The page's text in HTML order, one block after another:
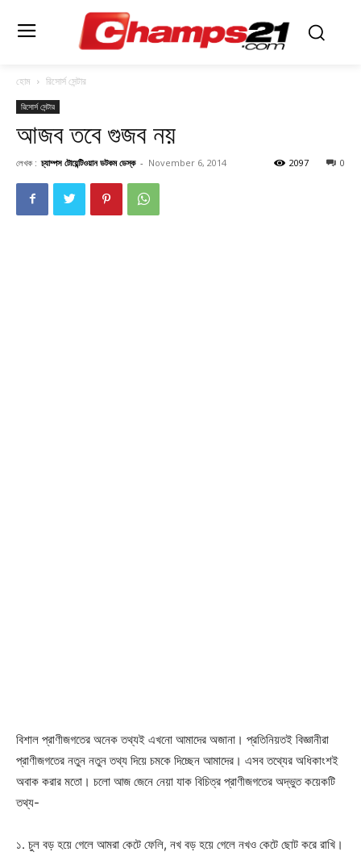
হোম রিসোর্স সেন্টার
রিসোর্স সেন্টার
আজব তবে গুজব নয়
লেখক : চ্যাম্পস টোয়েন্টিওয়ান ডটকম ডেস্ক - November 6, 2014 0
2097
বিশাল প্রাণীজগতের অনেক তথ্যই এখনো আমাদের অজানা। প্রতিনিয়তই বিজ্ঞানীরা
প্রাণীজগতের নতুন নতুন তথ্য দিয়ে চমকে দিচ্ছেন আমাদের। এসব তথ্যের অধিকাংশই
অবাক করার মতো। চলো আজ জেনে নেয়া যাক বিচিত্র প্রাণীজগতের অদ্ভুত কয়েকটি
তথ্য-
১. চুল বড় হয়ে গেলে আমরা কেটে ফেলি, নখ বড় হয়ে গেলে নখও কেটে ছোট করে রাখি।